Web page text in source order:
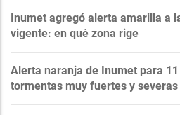
Inumet agregó alerta amarilla a
vigente: en qué zona rige
Alerta naranja de Inumet para
tormentas muy fuertes y severas